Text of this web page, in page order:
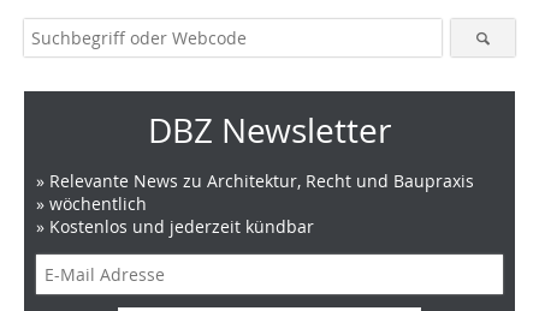
DBZ Newsletter
» Relevante News zu Architektur, Recht und Baupraxis
» wöchentlich
» Kostenlos und jederzeit kündbar